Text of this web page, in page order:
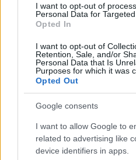
I want to opt-out of
Personal Data for Targeted
Opted In
I want to opt-out of
Retention, Sale, and/or
Personal Data that Is
Purposes for which it was
Opted Out
Google consents
I want to allow Google to
related to advertising like
device identifiers in apps.
létszáma nem fog
EZEKET IS
A nap,
Mika
FORMA-1